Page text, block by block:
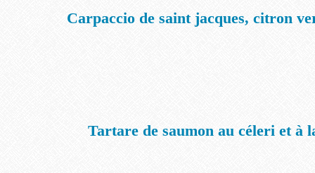
Carpaccio de saint jacques, citron
Tartare de saumon au céleri et à